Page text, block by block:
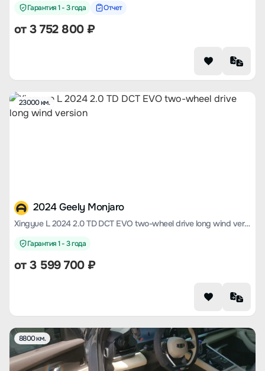
Гарантия 1 - 3 года Отчет
от3 752 800₽
23000 км.
2024 Geely Monjaro
Xingyue L 2024 2.0 TD DCT EVO two-wheel drive long wind version
Гарантия 1 - 3 года
от3 599 700₽
8800 км.